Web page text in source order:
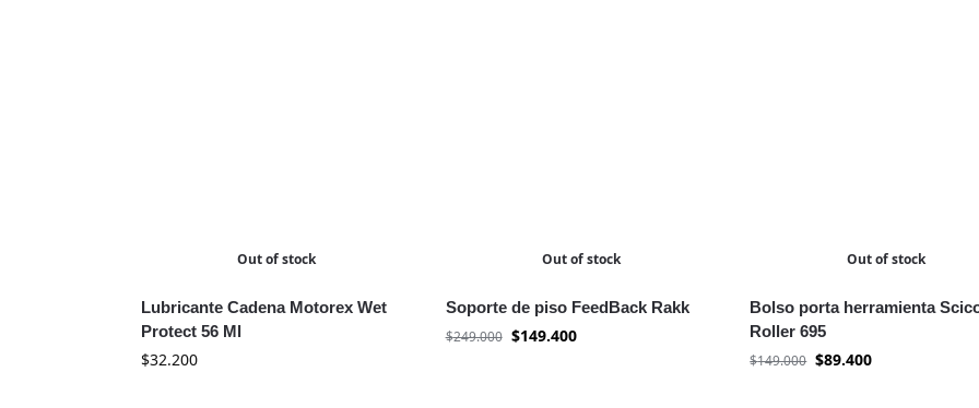
Out of stock
Lubricante Cadena Motorex Wet
Protect 56 Ml
$32.200
Out of stock
Soporte de piso FeedBack Rakk
$249.000 $149.400
Out of stock
Bolso porta herramienta
Roller 695
$149.000 $89.400